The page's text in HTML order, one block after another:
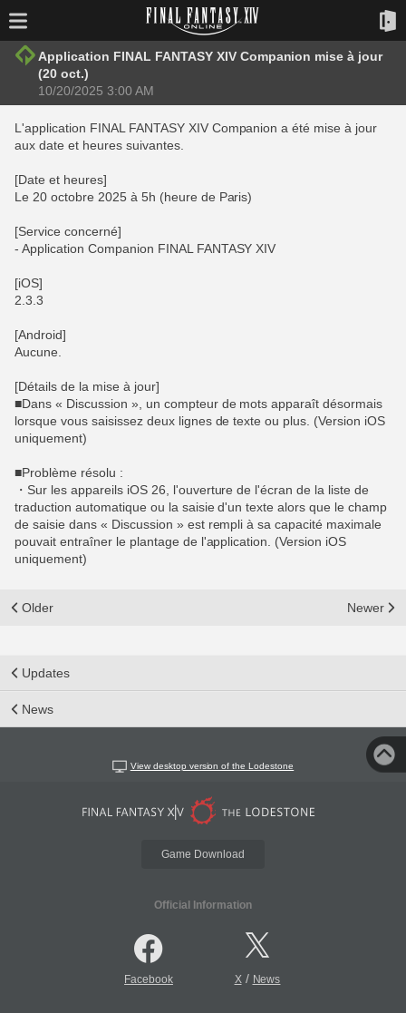
Application FINAL FANTASY XIV Companion mise à jour
(20 oct.)
10/20/2025 3:00 AM
L'application FINAL FANTASY XIV Companion a été mise à jour
aux date et heures suivantes.
[Date et heures]
Le 20 octobre 2025 à 5h (heure de Paris)
[Service concerné]
- Application Companion FINAL FANTASY XIV
[iOS]
2.3.3
[Android]
Aucune.
[Détails de la mise à jour]
■Dans « Discussion », un compteur de mots apparaît désormais
lorsque vous saisissez deux lignes de texte ou plus. (Version iOS
uniquement)
■Problème résolu :
・Sur les appareils iOS 26, l'ouverture de l'écran de la liste de
traduction automatique ou la saisie d'un texte alors que le champ
de saisie dans « Discussion » est rempli à sa capacité maximale
pouvait entraîner le plantage de l'application. (Version iOS
uniquement)
Older Newer
Updates
News
View desktop version of the Lodestone
Game Download
Official Information
Facebook X/ News